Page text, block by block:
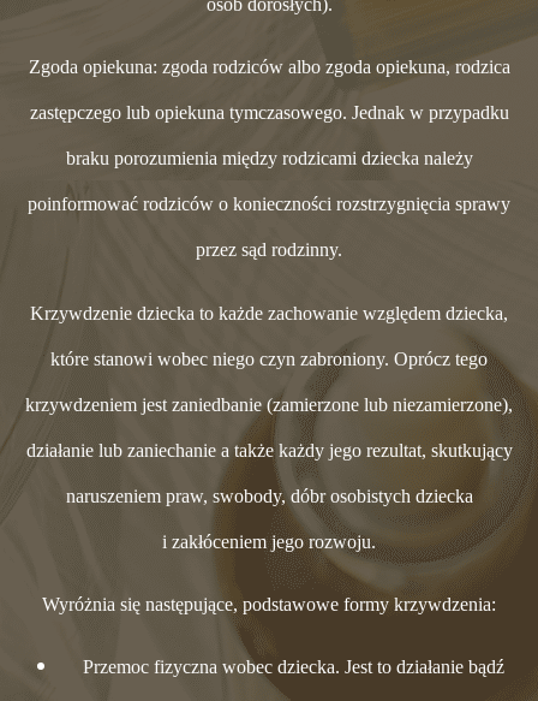
Zgoda opiekuna: zgoda rodziców albo zgoda opiekuna, rodzica
zastępczego lub opiekuna tymczasowego. Jednak w przypadku
braku porozumienia między rodzicami dziecka należy
poinformować rodziców o konieczności rozstrzygnięcia sprawy
przez sąd rodzinny.
Krzywdzenie dziecka to każde zachowanie względem dziecka,
które stanowi wobec niego czyn zabroniony. Oprócz tego
krzywdzeniem jest zaniedbanie (zamierzone lub niezamierzone),
działanie lub zaniechanie a także każdy jego rezultat, skutkujący
naruszeniem praw, swobody, dóbr osobistych dziecka
i zakłóceniem jego rozwoju.
Wyróżnia się następujące, podstawowe formy krzywdzenia:
Przemoc fizyczna wobec dziecka. Jest to działanie bądź